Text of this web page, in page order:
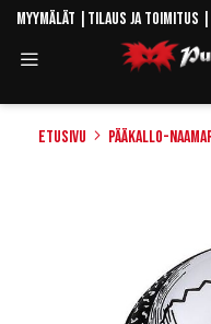
Myymälät Tilaus ja toimitus
Etusivu Pääkallo-